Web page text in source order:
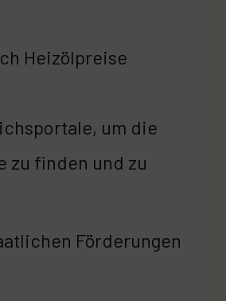
Heizölpreise
um die
zu finden und zu
Förderungen